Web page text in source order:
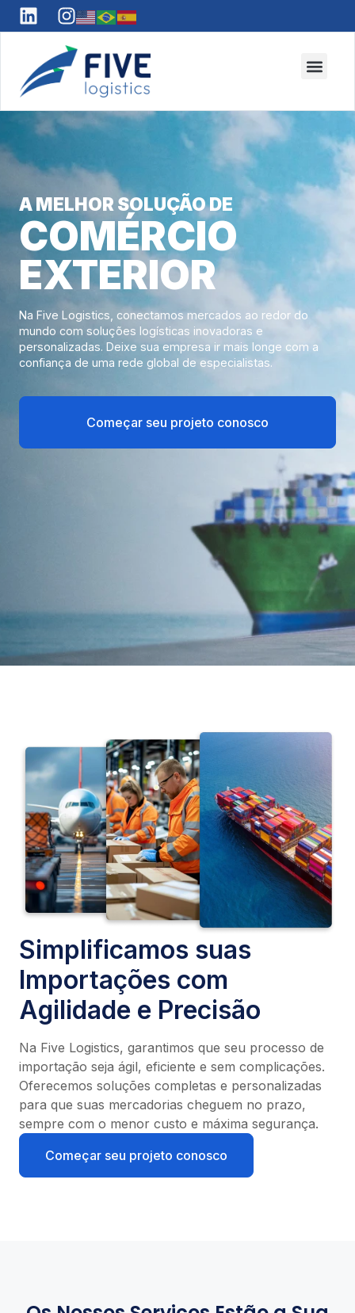
A MELHOR SOLUÇÃO DE
COMÉRCIO
EXTERIOR
Na Five Logistics, conectamos mercados ao redor do
mundo com soluções logísticas inovadoras e
personalizadas. Deixe sua empresa ir mais longe com a
confiança de uma rede global de especialistas.
Começar seu projeto conosco
Simplificamos suas
Importações com
Agilidade e Precisão
Na Five Logistics, garantimos que seu processo de
importação seja ágil, eficiente e sem complicações.
Oferecemos soluções completas e personalizadas
para que suas mercadorias cheguem no prazo,
sempre com o menor custo e máxima segurança.
Começar seu projeto conosco